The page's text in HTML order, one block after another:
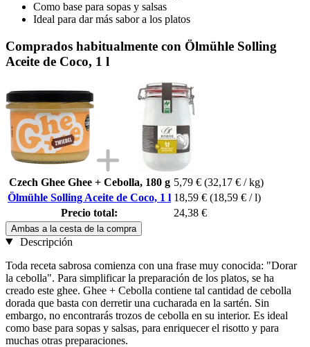
Como base para sopas y salsas
Ideal para dar más sabor a los platos
Comprados habitualmente con Ölmühle Solling
Aceite de Coco, 1 l
Czech Ghee Ghee + Cebolla, 180 g 5,79 € (32,17 € / kg)
Ölmühle Solling Aceite de Coco, 1 l 18,59 € (18,59 € / l)
Precio total:
24,38 €
Ambas a la cesta de la compra
Descripción
Toda receta sabrosa comienza con una frase muy conocida: "Dorar
la cebolla". Para simplificar la preparación de los platos, se ha
creado este ghee. Ghee + Cebolla contiene tal cantidad de cebolla
dorada que basta con derretir una cucharada en la sartén. Sin
embargo, no encontrarás trozos de cebolla en su interior. Es ideal
como base para sopas y salsas, para enriquecer el risotto y para
muchas otras preparaciones.